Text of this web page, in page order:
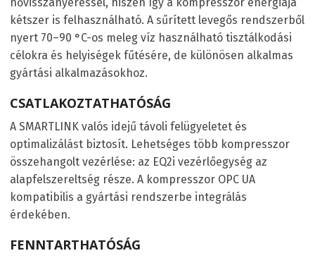
kétszer is felhasználható. A sűrített levegős rendszerből
nyert 70–90 °C-os meleg víz használható tisztálkodási
célokra és helyiségek fűtésére, de különösen alkalmas
gyártási alkalmazásokhoz.
CSATLAKOZTATHATÓSÁG
A SMARTLINK valós idejű távoli felügyeletet és
optimalizálást biztosít. Lehetséges több kompresszor
összehangolt vezérlése: az EQ2i vezérlőegység az
alapfelszereltség része. A kompresszor OPC UA
kompatibilis a gyártási rendszerbe integrálás
érdekében.
FENNTARTHATÓSÁG